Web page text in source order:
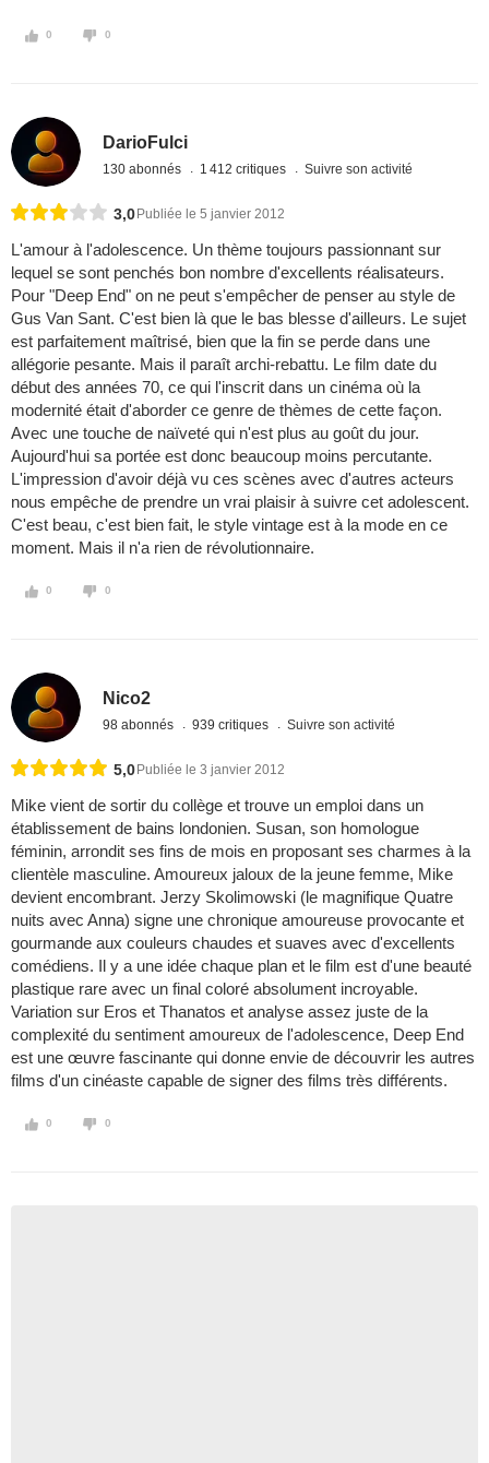
0 0
DarioFulci
130 abonnés 1 412 critiques Suivre son activité
3,0 Publiée le 5 janvier 2012
L'amour à l'adolescence. Un thème toujours passionnant sur
lequel se sont penchés bon nombre d'excellents réalisateurs.
Pour "Deep End" on ne peut s'empêcher de penser au style de
Gus Van Sant. C'est bien là que le bas blesse d'ailleurs. Le sujet
est parfaitement maîtrisé, bien que la fin se perde dans une
allégorie pesante. Mais il paraît archi-rebattu. Le film date du
début des années 70, ce qui l'inscrit dans un cinéma où la
modernité était d'aborder ce genre de thèmes de cette façon.
Avec une touche de naïveté qui n'est plus au goût du jour.
Aujourd'hui sa portée est donc beaucoup moins percutante.
L'impression d'avoir déjà vu ces scènes avec d'autres acteurs
nous empêche de prendre un vrai plaisir à suivre cet adolescent.
C'est beau, c'est bien fait, le style vintage est à la mode en ce
moment. Mais il n'a rien de révolutionnaire.
0 0
Nico2
98 abonnés 939 critiques Suivre son activité
5,0 Publiée le 3 janvier 2012
Mike vient de sortir du collège et trouve un emploi dans un
établissement de bains londonien. Susan, son homologue
féminin, arrondit ses fins de mois en proposant ses charmes à la
clientèle masculine. Amoureux jaloux de la jeune femme, Mike
devient encombrant. Jerzy Skolimowski (le magnifique Quatre
nuits avec Anna) signe une chronique amoureuse provocante et
gourmande aux couleurs chaudes et suaves avec d'excellents
comédiens. Il y a une idée chaque plan et le film est d'une beauté
plastique rare avec un final coloré absolument incroyable.
Variation sur Eros et Thanatos et analyse assez juste de la
complexité du sentiment amoureux de l'adolescence, Deep End
est une œuvre fascinante qui donne envie de découvrir les autres
films d'un cinéaste capable de signer des films très différents.
0 0